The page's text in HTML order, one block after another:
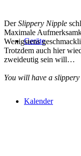
Geräte
Kalender
DerSlippery Nipple
Maximale
Wenigstens
Trotzdem auch hier
zweideutig sein will…
You will have a